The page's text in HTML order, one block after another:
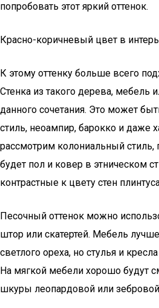
попробовать этот яркий оттенок.
Красно-коричневый цвет в
К этому оттенку больше всего
Стенка из такого дерева, мебель
данного сочетания. Это может
стиль, неоампир, барокко и даже
рассмотрим колониальный
будет пол и ковер в этническом
контрастные к цвету стен
Песочный оттенок можно
штор или скатертей. Мебель
светлого ореха, но стулья и
На мягкой мебели хорошо будут
шкуры леопардовой или зебровой